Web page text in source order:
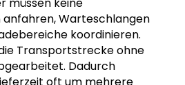
müssen keine
Warteschlangen
koordinieren.
Transportstrecke ohne
Dadurch